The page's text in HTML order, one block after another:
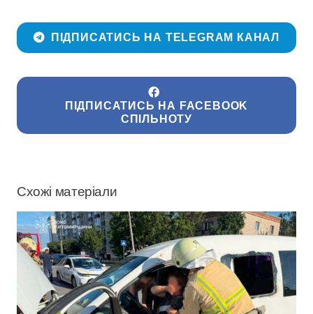
ПІДПИСАТИСЬ НА TELEGRAM КАНАЛ
ПІДПИСАТИСЬ НА FACEBOOK
СПІЛЬНОТУ
Схожі матеріали